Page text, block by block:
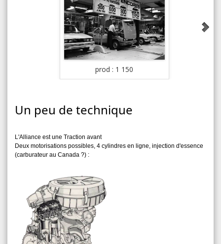
prod : 1 150
Un peu de technique
L'Alliance est une Traction avant
Deux motorisations possibles, 4 cylindres en ligne, injection d'essence
(carburateur au Canada ?) :